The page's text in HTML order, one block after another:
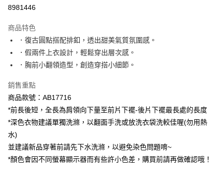
萊爾富取貨付款
付款後萊爾富取貨
每筆NT$60，滿NT$1,000(含以上)免運費
7-11取貨付款
每筆NT$60，滿NT$1,000(含以上)免運費
付款後7-11取貨
每筆NT$60，滿NT$1,000(含以上)免運費
宅配
每筆NT$120，滿NT$1,000(含以上)免運費
付款後門市自取
8981446
商品特色
．復古圓點搭配排釦，透出甜美氣質氛圍感。
．假兩件上衣設計，輕鬆穿出層次感。
．胸前小翻領造型，創造穿搭小細節。
銷售重點
商品款號：AB17716
*前長後短，全長為肩領向下量至前片下襬-後片下襬最長處的長度
*深色衣物建議單獨洗滌，以翻面手洗或放洗衣袋洗較佳喔(勿用熱
水)
並建議新品穿著前請先下水洗滌，以避免染色問題唷~
*顏色會因不同螢幕顯示器而有些許小色差，購買前請再做確認哦！